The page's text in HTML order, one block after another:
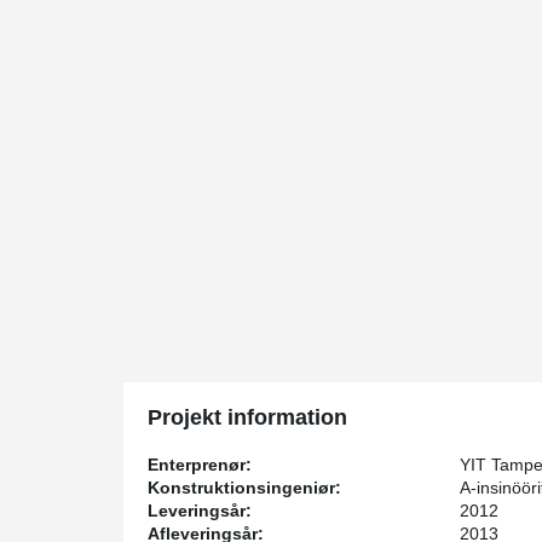
Projekt information
Enterprenør:
YIT
Konstruktionsingeniør:
A-
Leveringsår:
2012
Afleveringsår:
2013